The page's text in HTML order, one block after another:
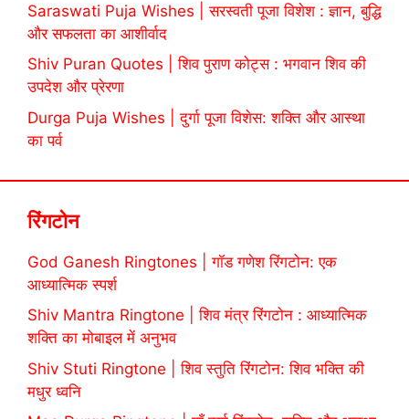
Saraswati Puja Wishes | सरस्वती पूजा विशेश : ज्ञान, बुद्धि
और सफलता का आशीर्वाद
Shiv Puran Quotes | शिव पुराण कोट्स : भगवान शिव की
उपदेश और प्रेरणा
Durga Puja Wishes | दुर्गा पूजा विशेस: शक्ति और आस्था
का पर्व
रिंगटोन
God Ganesh Ringtones | गॉड गणेश रिंगटोन: एक
आध्यात्मिक स्पर्श
Shiv Mantra Ringtone | शिव मंत्र रिंगटोन : आध्यात्मिक
शक्ति का मोबाइल में अनुभव
Shiv Stuti Ringtone | शिव स्तुति रिंगटोन: शिव भक्ति की
मधुर ध्वनि